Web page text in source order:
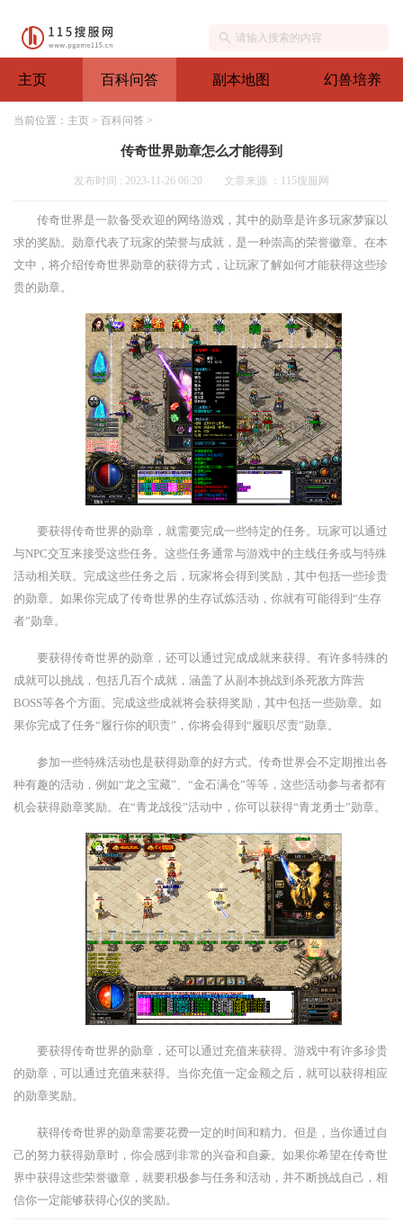
主页 百科问答 副本地图 幻兽培养
当前位置： 主页 > 百科问答 >
传奇世界勋章怎么才能得到
发布时间 : 2023-11-26 06:20 文章来源 ：115搜服网
传奇世界是一款备受欢迎的网络游戏，其中的勋章是许多玩家梦寐以
求的奖励。勋章代表了玩家的荣誉与成就，是一种崇高的荣誉徽章。在本
文中，将介绍传奇世界勋章的获得方式，让玩家了解如何才能获得这些珍
贵的勋章。
要获得传奇世界的勋章，就需要完成一些特定的任务。玩家可以通过
与NPC交互来接受这些任务。这些任务通常与游戏中的主线任务或与特殊
活动相关联。完成这些任务之后，玩家将会得到奖励，其中包括一些珍贵
的勋章。如果你完成了传奇世界的生存试炼活动，你就有可能得到“生存
者”勋章。
要获得传奇世界的勋章，还可以通过完成成就来获得。有许多特殊的
成就可以挑战，包括几百个成就，涵盖了从副本挑战到杀死敌方阵营
BOSS等各个方面。完成这些成就将会获得奖励，其中包括一些勋章。如
果你完成了任务“履行你的职责”，你将会得到“履职尽责”勋章。
参加一些特殊活动也是获得勋章的好方式。传奇世界会不定期推出各
种有趣的活动，例如“龙之宝藏”、“金石满仓”等等，这些活动参与者都有
机会获得勋章奖励。在“青龙战役”活动中，你可以获得“青龙勇士”勋章。
要获得传奇世界的勋章，还可以通过充值来获得。游戏中有许多珍贵
的勋章，可以通过充值来获得。当你充值一定金额之后，就可以获得相应
的勋章奖励。
获得传奇世界的勋章需要花费一定的时间和精力。但是，当你通过自
己的努力获得勋章时，你会感到非常的兴奋和自豪。如果你希望在传奇世
界中获得这些荣誉徽章，就要积极参与任务和活动，并不断挑战自己，相
信你一定能够获得心仪的奖励。